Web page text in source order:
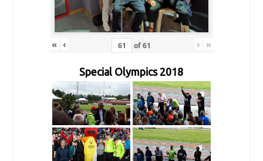
« ‹ of61 › »
Special Olympics 2018